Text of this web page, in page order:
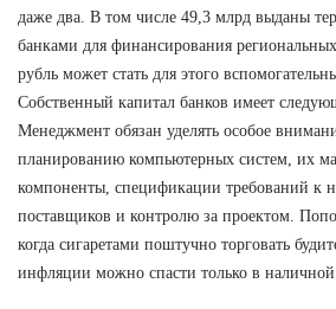
даже два. В том числе 49,3 млрд выданы
банками для финансирования
рубль может стать для этого
Собственный капитал банков имеет
Менеджмент обязан уделять особое
планированию компьютерных систем, их
компоненты, спецификации требований к
поставщиков и контролю за проектом.
когда сигаретами поштучно торговать
инфляции можно спасти только в наличной